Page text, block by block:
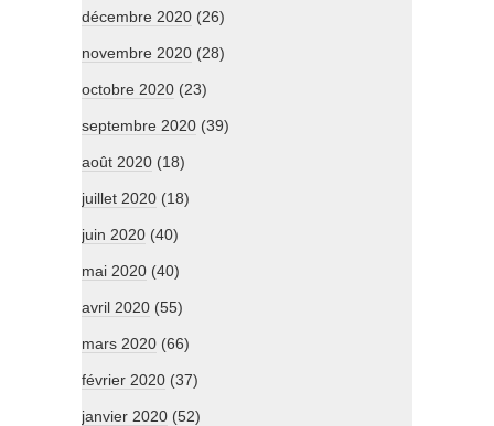
décembre 2020 (26)
novembre 2020 (28)
octobre 2020 (23)
septembre 2020 (39)
août 2020 (18)
juillet 2020 (18)
juin 2020 (40)
mai 2020 (40)
avril 2020 (55)
mars 2020 (66)
février 2020 (37)
janvier 2020 (52)